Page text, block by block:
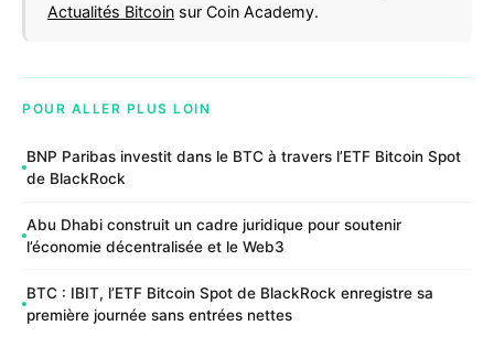
Actualités Bitcoin sur Coin Academy.
POUR ALLER PLUS LOIN
BNP Paribas investit dans le BTC à travers l’ETF Bitcoin Spot
de BlackRock
Abu Dhabi construit un cadre juridique pour soutenir
l’économie décentralisée et le Web3
BTC : IBIT, l’ETF Bitcoin Spot de BlackRock enregistre sa
première journée sans entrées nettes